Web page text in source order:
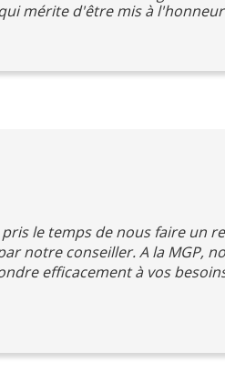
mérite d'être mis à
le temps de nous faire un
notre conseiller. A la MGP,
efficacement à vos